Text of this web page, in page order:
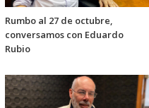
Rumbo al 27 de octubre,
conversamos con Eduardo
Rubio